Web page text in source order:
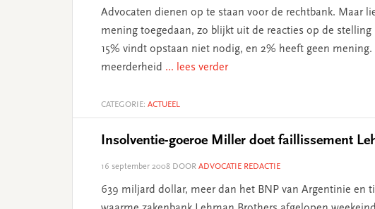
Advocaten dienen op te staan voor de rechtbank. Maar
mening toegedaan, zo blijkt uit de reacties op de
15% vindt opstaan niet nodig, en 2% heeft geen
meerderheid ... lees verder
CATEGORIE: ACTUEEL
Insolventie-goeroe Miller doet faillissement
16 september 2008 DOOR ADVOCATIE REDACTIE
639 miljard dollar, meer dan het BNP van Argentinie en